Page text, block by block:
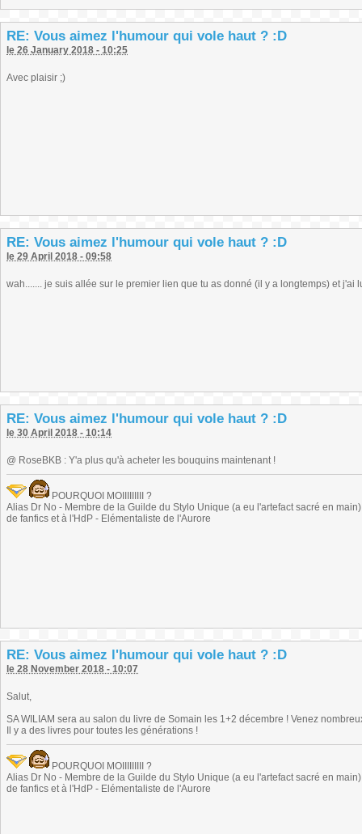
RE: Vous aimez l'humour qui vole haut ? :D
le 26 January 2018 - 10:25
Avec plaisir ;)
RE: Vous aimez l'humour qui vole haut ? :D
le 29 April 2018 - 09:58
wah....... je suis allée sur le premier lien que tu as donné (il y a longtemps) et j'ai
RE: Vous aimez l'humour qui vole haut ? :D
le 30 April 2018 - 10:14
@ RoseBKB : Y'a plus qu'à acheter les bouquins maintenant !
POURQUOI MOIIIIIIIII ?
Alias Dr No - Membre de la Guilde du Stylo Unique (a eu l'artefact sacré en
de fanfics et à l'HdP - Elémentaliste de l'Aurore
RE: Vous aimez l'humour qui vole haut ? :D
le 28 November 2018 - 10:07
Salut,
SA WILIAM sera au salon du livre de Somain les 1+2 décembre ! Venez
Il y a des livres pour toutes les générations !
POURQUOI MOIIIIIIIII ?
Alias Dr No - Membre de la Guilde du Stylo Unique (a eu l'artefact sacré en
de fanfics et à l'HdP - Elémentaliste de l'Aurore